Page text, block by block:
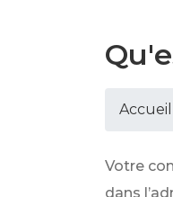
Votre
dans